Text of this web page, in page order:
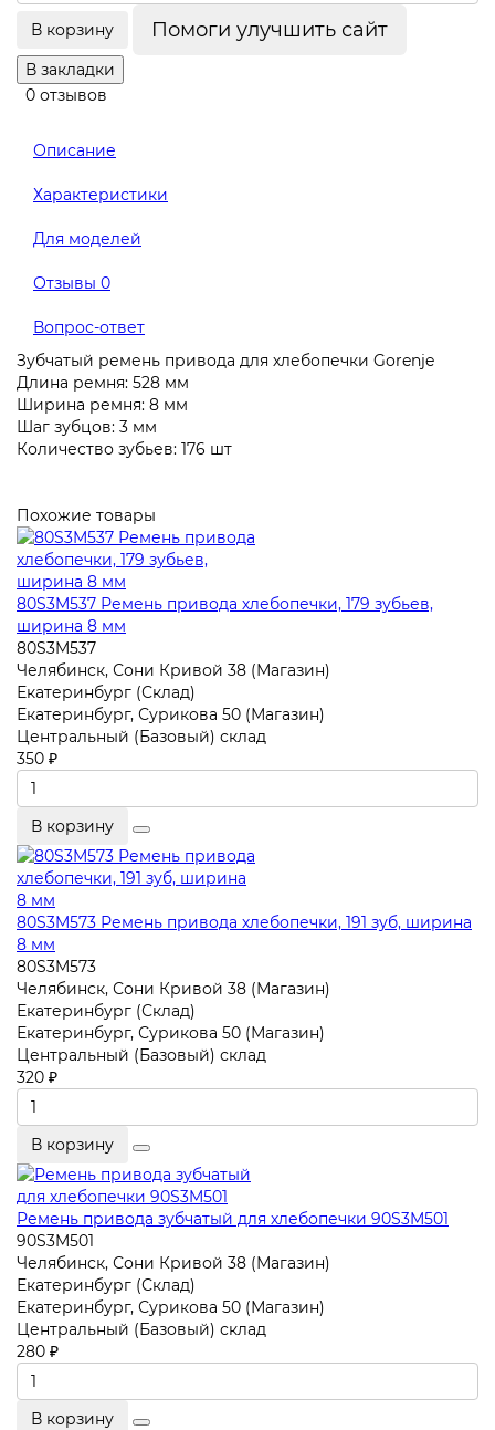
В корзину Помоги улучшить сайт
В закладки
0 отзывов
Описание
Характеристики
Для моделей
Отзывы 0
Вопрос-ответ
Зубчатый ремень привода для хлебопечки Gorenje
Длина ремня: 528 мм
Ширина ремня: 8 мм
Шаг зубцов: 3 мм
Количество зубьев: 176 шт
Похожие товары
80S3M537 Ремень привода хлебопечки, 179 зубьев,
ширина 8 мм
80S3M537
Челябинск, Сони Кривой 38 (Магазин)
Екатеринбург (Склад)
Екатеринбург, Сурикова 50 (Магазин)
Центральный (Базовый) склад
350 ₽
В корзину
80S3M573 Ремень привода хлебопечки, 191 зуб, ширина
8 мм
80S3M573
Челябинск, Сони Кривой 38 (Магазин)
Екатеринбург (Склад)
Екатеринбург, Сурикова 50 (Магазин)
Центральный (Базовый) склад
320 ₽
В корзину
Ремень привода зубчатый для хлебопечки 90S3M501
90S3M501
Челябинск, Сони Кривой 38 (Магазин)
Екатеринбург (Склад)
Екатеринбург, Сурикова 50 (Магазин)
Центральный (Базовый) склад
280 ₽
В корзину